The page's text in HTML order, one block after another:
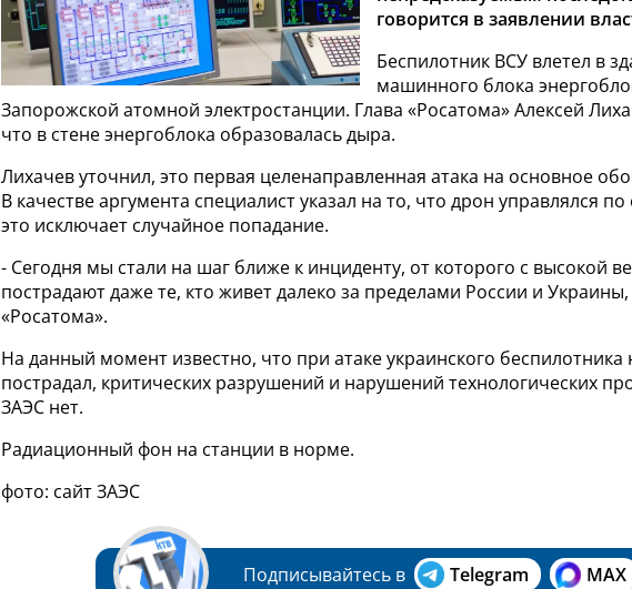
говорится в заявлении
Беспилотник ВСУ влетел в
машинного блока
Запорожской атомной электростанции. Глава «Росатома» Алексей
что в стене энергоблока образовалась дыра.
Лихачев уточнил, это первая целенаправленная атака на основное
В качестве аргумента специалист указал на то, что дрон управлялся
это исключает случайное попадание.
- Сегодня мы стали на шаг ближе к инциденту, от которого с высокой
пострадают даже те, кто живет далеко за пределами России и Украины,
«Росатома».
На данный момент известно, что при атаке украинского беспилотника
пострадал, критических разрушений и нарушений технологических
ЗАЭС нет.
Радиационный фон на станции в норме.
фото: сайт ЗАЭС
Подписывайтесь в Telegram MAX